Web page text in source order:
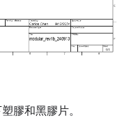
膠和黑膠片。